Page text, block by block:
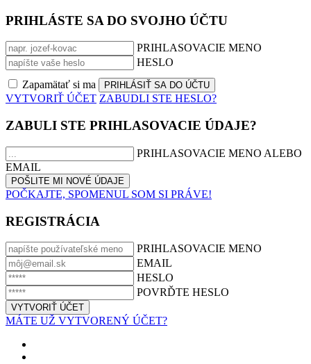
PRIHLÁSTE SA DO SVOJHO ÚČTU
PRIHLASOVACIE MENO
HESLO
Zapamätať si ma
VYTVORIŤ ÚČET ZABUDLI STE HESLO?
ZABULI STE PRIHLASOVACIE ÚDAJE?
PRIHLASOVACIE MENO ALEBO
EMAIL
POČKAJTE, SPOMENUL SOM SI PRÁVE!
REGISTRÁCIA
PRIHLASOVACIE MENO
EMAIL
HESLO
POVRĎTE HESLO
MÁTE UŽ VYTVORENÝ ÚČET?